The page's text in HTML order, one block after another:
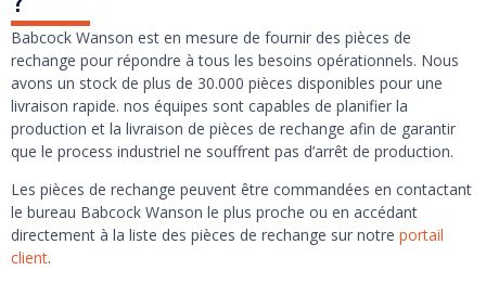
Babcock Wanson est en mesure de fournir des pièces de
rechange pour répondre à tous les besoins opérationnels. Nous
avons un stock de plus de 30.000 pièces disponibles pour une
livraison rapide. nos équipes sont capables de planifier la
production et la livraison de pièces de rechange afin de garantir
que le process industriel ne souffrent pas d’arrêt de production.
Les pièces de rechange peuvent être commandées en contactant
le bureau Babcock Wanson le plus proche ou en accédant
directement à la liste des pièces de rechange sur notre portail
client.